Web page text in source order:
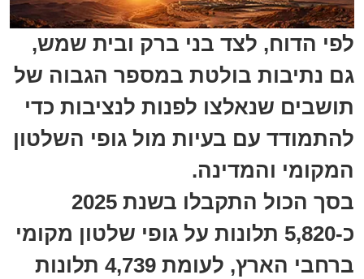
לפי הדוח, לצד בני ברק ובית שמש,
גם נתיבות בולטת במספר הגבוה של
תושבים שנאלצו לפנות לנציבות כדי
להתמודד עם בעיות מול גופי השלטון
המקומי והמדינה.
בסך הכול התקבלו בשנת 2025
כ-5,820 תלונות על גופי שלטון מקומי
ברחבי הארץ, לעומת 4,739 תלונות